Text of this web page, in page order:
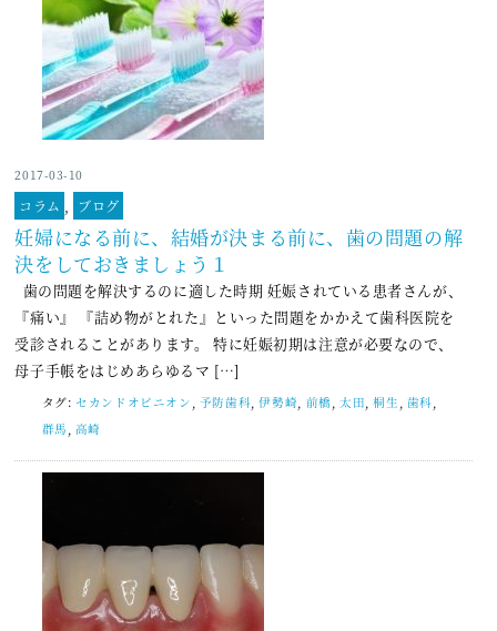
2017-03-10
コラム ブログ
妊婦になる前に、結婚が決まる前に、歯の問題の解
決をしておきましょう１
歯の問題を解決するのに適した時期 妊娠されている患者さんが、
『痛い』 『詰め物がとれた』といった問題をかかえて歯科医院を
受診されることがあります。 特に妊娠初期は注意が必要なので、
母子手帳をはじめあらゆるマ […]
タグ:セカンドオピニオン , 予防歯科,伊勢崎, 前橋 , 太田,桐生 , 歯科 ,
群馬 , 高崎